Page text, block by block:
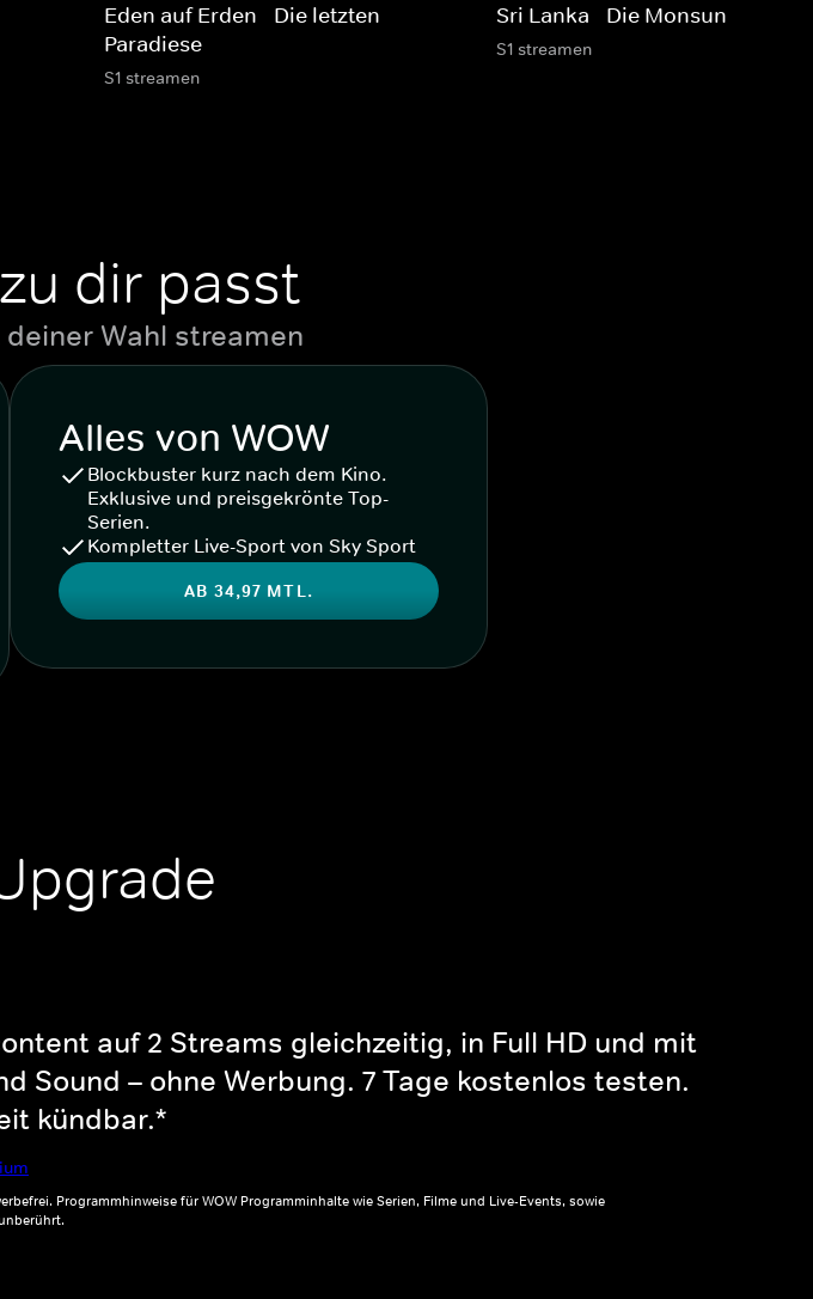
Eden auf Erden - Die letzten
Paradiese
S1 streamen
Sri Lanka - Die Monsun-Insel
S1 streamen
dir passt
Wahl streamen
Alles von WOW
Blockbuster kurz nach dem Kino.
Exklusive und preisgekrönte Top-
Serien.
Kompletter Live-Sport von Sky Sport
AB 34,97 MTL.
auf 2 Streams gleichzeitig, in Full HD und mit
Sound – ohne Werbung. 7 Tage kostenlos testen.
kündbar.*
Programmhinweise für WOW Programminhalte wie Serien, Filme und Live-Events, sowie